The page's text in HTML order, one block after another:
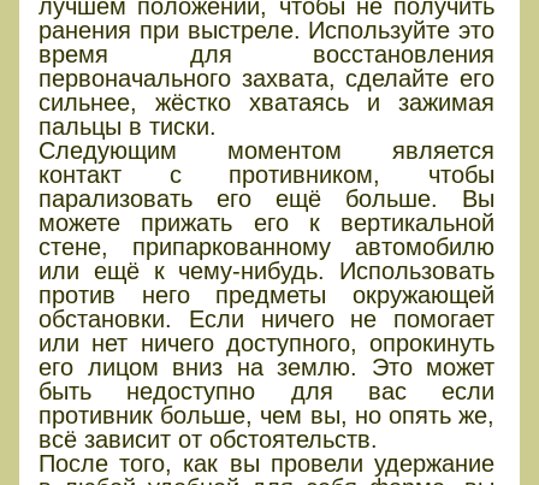
лучшем положении, чтобы не получить
ранения при выстреле. Используйте это
время для восстановления
первоначального захвата, сделайте его
сильнее, жёстко хватаясь и зажимая
пальцы в тиски.
Следующим моментом является
контакт с противником, чтобы
парализовать его ещё больше. Вы
можете прижать его к вертикальной
стене, припаркованному автомобилю
или ещё к чему-нибудь. Использовать
против него предметы окружающей
обстановки. Если ничего не помогает
или нет ничего доступного, опрокинуть
его лицом вниз на землю. Это может
быть недоступно для вас если
противник больше, чем вы, но опять же,
всё зависит от обстоятельств.
После того, как вы провели удержание